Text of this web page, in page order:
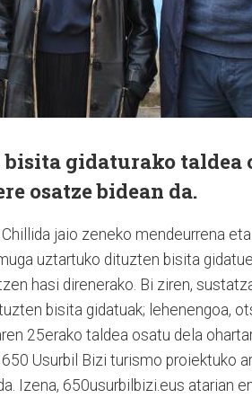
bisita gidaturako taldea
osatze bidean da.
jaio zeneko mendeurrena
uztartuko dituzten bisita
hasi direnerako. Bi ziren,
bisita gidatuak; lehenengoa,
25erako taldea osatu dela
Usurbil Bizi turismo proiektuko
Izena, 650usurbilbizi.eus atarian